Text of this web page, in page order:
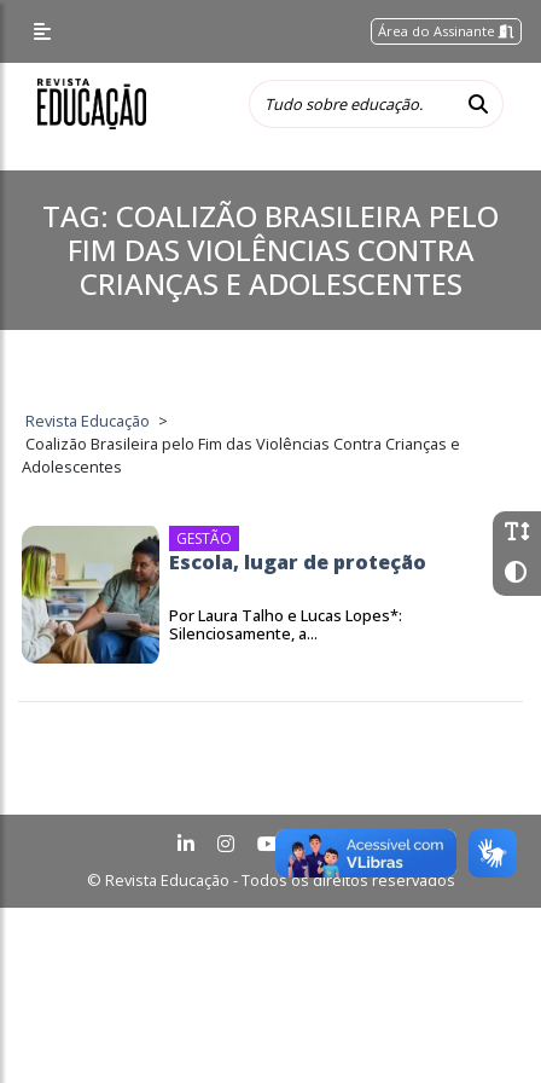
Área do Assinante
TAG: COALIZÃO BRASILEIRA PELO
FIM DAS VIOLÊNCIAS CONTRA
CRIANÇAS E ADOLESCENTES
Revista Educação >
Coalizão Brasileira pelo Fim das Violências Contra Crianças e
Adolescentes
GESTÃO
Escola, lugar de proteção
Por Laura Talho e Lucas Lopes*:
Silenciosamente, a...
© Revista Educação - Todos os direitos reservados